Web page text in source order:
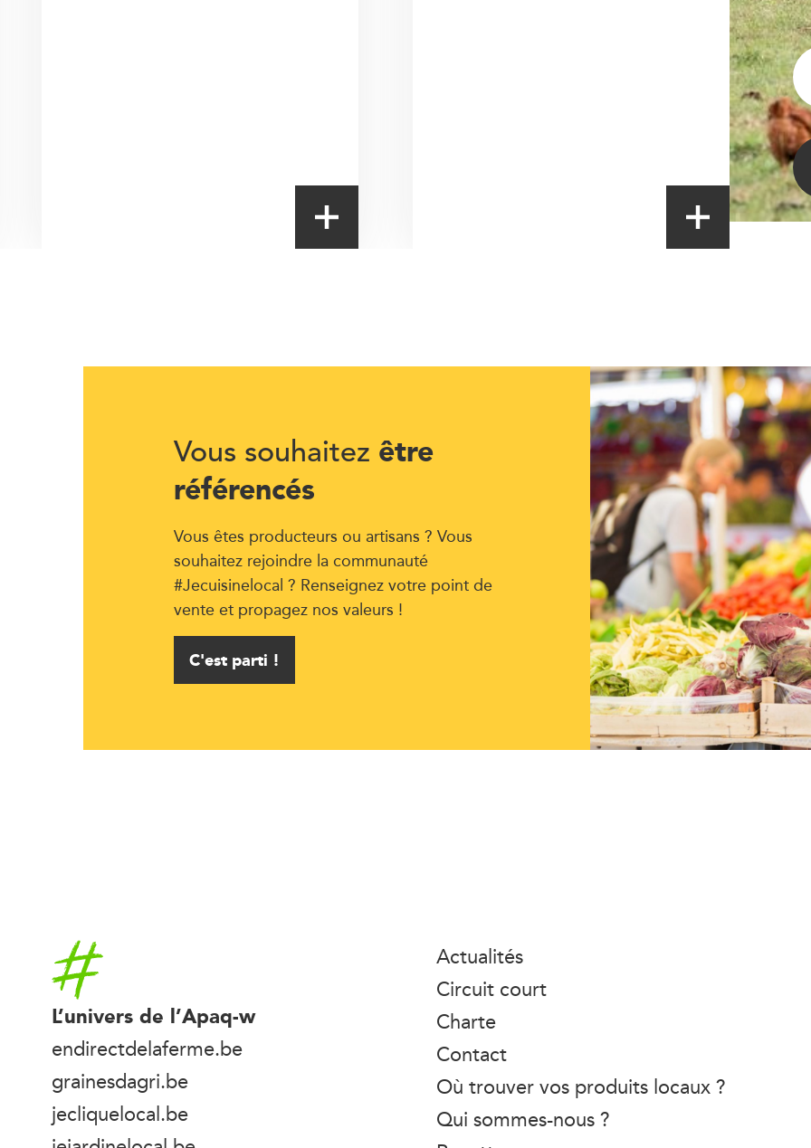
Vous souhaitez être
référencés
Vous êtes producteurs ou artisans ? Vous
souhaitez rejoindre la communauté
#Jecuisinelocal ? Renseignez votre point de
vente et propagez nos valeurs !
C'est parti !
Accueil
L’univers de l’Apaq-w
endirectdelaferme.be
grainesdagri.be
jecliquelocal.be
Actualités
Circuit court
Charte
Contact
Où trouver vos produits locaux ?
Qui sommes-nous ?